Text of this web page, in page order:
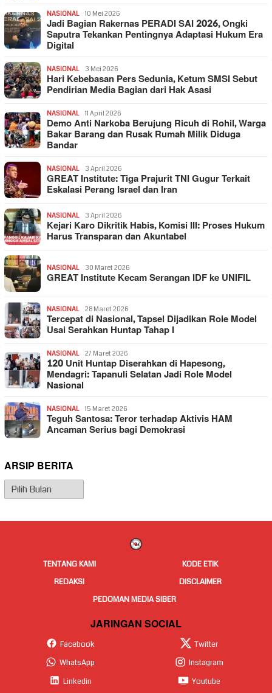
NASIONAL 10 Mei 2026
Jadi Bagian Rakernas PERADI SAI 2026, Ongki
Saputra Tekankan Pentingnya Adaptasi Hukum Era
Digital
NASIONAL 3 Mei 2026
Hari Kebebasan Pers Sedunia, Ketum SMSI Sebut
Pendirian Media Bagian dari Hak Asasi
NASIONAL 11 April 2026
Demo Anti Narkoba Berujung Ricuh di Rohil, Warga
Bakar Barang dan Rusak Rumah Milik Diduga
Bandar
NASIONAL 3 April 2026
GREAT Institute: Tiga Prajurit TNI Gugur Terkait
Eskalasi Perang Israel dan Iran
NASIONAL 3 April 2026
Kejari Karo Dikritik Habis, Komisi III: Proses Hukum
Harus Transparan dan Akuntabel
NASIONAL 30 Maret 2026
GREAT Institute Kecam Serangan IDF ke UNIFIL
NASIONAL 28 Maret 2026
Tercepat di Nasional, Tapsel Dijadikan Role Model
Usai Serahkan Huntap Tahap I
NASIONAL 27 Maret 2026
120 Unit Huntap Diserahkan di Hapesong,
Mendagri: Tapanuli Selatan Jadi Role Model
Nasional
NASIONAL 15 Maret 2026
Teguh Santosa: Teror terhadap Aktivis HAM
Ancaman Serius bagi Demokrasi
ARSIP BERITA
Arsip
Berita
TENTANG KAMI
KODE ETIK
REDAKSI
DISCLAIMER
PEDOMAN MEDIA SIBER
JARINGAN SOCIAL
Facebook
Twitter
WhatsApp
Instagram
Linkedin
Youtube